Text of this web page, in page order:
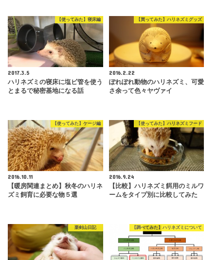
【使ってみた】寝床編
2017.3.5
ハリネズミの寝床に塩ビ管を使う
とまるで秘密基地になる話
【買ってみた】ハリネズミグッズ
2016.2.22
ぽれぽれ動物のハリネズミ、可愛
さ余って色々ヤヴァイ
【使ってみた】ケージ編
2016.10.11
【暖房関連まとめ】秋冬のハリネ
ズミ飼育に必要な物５選
【使ってみた】ハリネズミフード
2016.9.24
【比較】ハリネズミ餌用のミルワ
ームをタイプ別に比較してみた
栗剣山日記 【調べてみた】ハリネズミについて